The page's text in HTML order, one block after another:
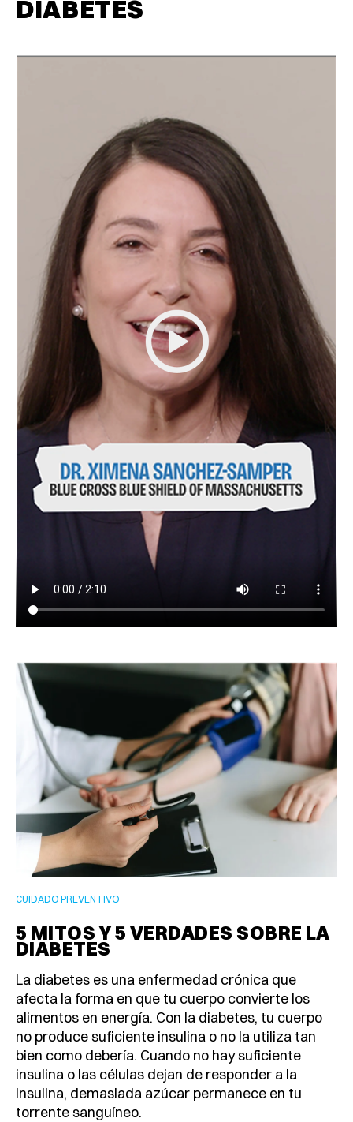
DIABETES
CUIDADO PREVENTIVO
5 MITOS Y 5 VERDADES SOBRE LA
DIABETES
La diabetes es una enfermedad crónica que
afecta la forma en que tu cuerpo convierte los
alimentos en energía. Con la diabetes, tu cuerpo
no produce suficiente insulina o no la utiliza tan
bien como debería. Cuando no hay suficiente
insulina o las células dejan de responder a la
insulina, demasiada azúcar permanece en tu
torrente sanguíneo.